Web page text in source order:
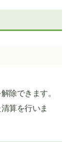
除できます。
算を行いま